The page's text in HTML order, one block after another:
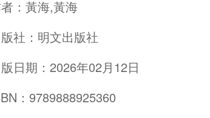
： 黃海,黃海
社： 明文出版社
日期：2026年02月12日
：9789888925360